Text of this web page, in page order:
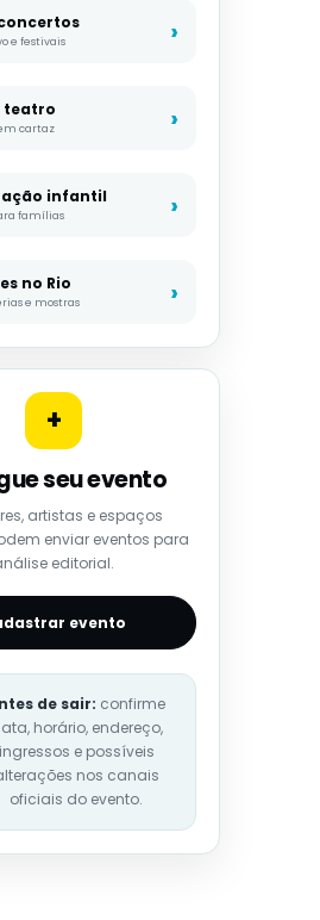
e festivais
teatro
cartaz
infantil
famílias
no Rio
e mostras
+
seu evento
artistas e espaços
enviar eventos para
editorial.
evento
de sair: confirme
horário, endereço,
ingressos e possíveis
nos canais
oficiais do evento.